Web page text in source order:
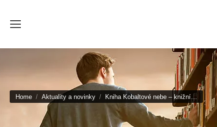
You are here:
Home Aktuality a novinky Kniha Kobaltové nebe – knižní…